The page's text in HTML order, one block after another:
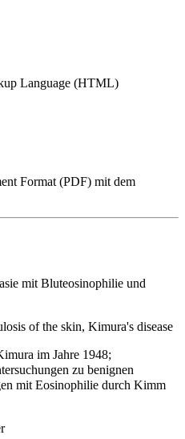
Language (HTML)
Format (PDF) mit dem
mit Bluteosinophilie und
of the skin, Kimura's disease
im Jahre 1948;
zu benignen
mit Eosinophilie durch Kimm